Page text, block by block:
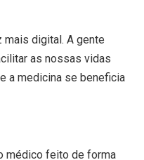
mais digital. A gente
as nossas vidas
a medicina se beneficia
médico feito de forma